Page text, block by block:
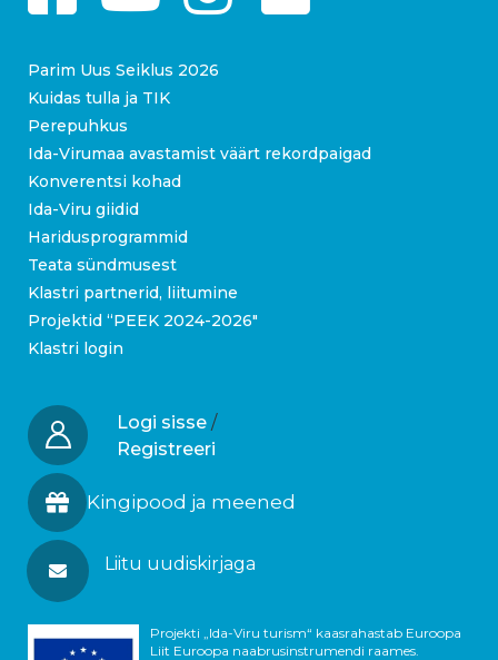
Parim Uus Seiklus 2026
Kuidas tulla ja TIK
Perepuhkus
Ida-Virumaa avastamist väärt rekordpaigad
Konverentsi kohad
Ida-Viru giidid
Haridusprogrammid
Teata sündmusest
Klastri partnerid, liitumine
Projektid “PEEK 2024-2026″
Klastri login
Logi sisse /
Registreeri
Kingipood ja meened
Liitu uudiskirjaga
Projekti „Ida-Viru turism“ kaasrahastab Euroopa
Liit Euroopa naabrusinstrumendi raames.